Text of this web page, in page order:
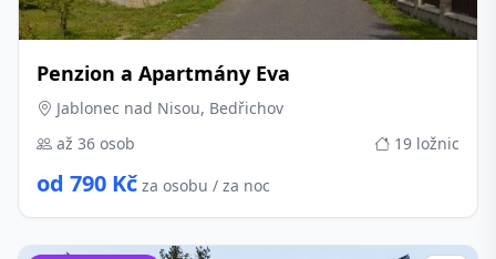
Penzion a Apartmány Eva
Jablonec nad Nisou, Bedřichov
až 36 osob
19 ložnic
od 790 Kč za osobu / za noc